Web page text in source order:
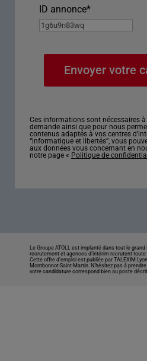
ID annonce*
Ces informations sont nécessaires
demande ainsi que pour nous
contenus adaptés à vos centres
“informatique et libertés”, vous
aux données vous concernant en
notre page « Politique de
Le Groupe ATOLL est implanté dans tout le
recrutement et agences d’intérim recrutent toute
Cette offre d’emploi est publiée par TALEXIM
Montbonnot-Saint-Martin . N’hésitez pas à
votre candidature correspond bien au poste